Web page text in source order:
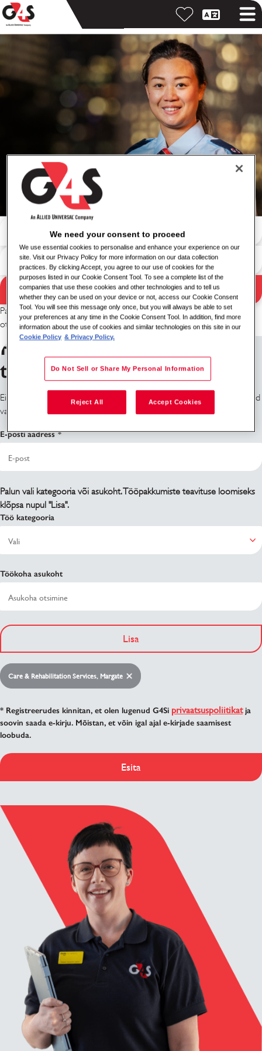
Otsingutulemused
Otsi asukoha järgi
Otsi
Palun proovi muud märksõna / asukoha kombinatsiooni või laienda
otsingukriteeriume.
Registreeru tööpakkumiste
teavituste saamiseks
Ei leia seda, mida otsid? Registreeru ja me teavitame sind, kui töökohad
vabanevad.
E-posti aadress
Palun vali kategooria või asukoht. Tööpakkumiste teavituse loomiseks
klõpsa nupul "Lisa".
Töö kategooria
Töökoha asukoht
Lisa
Care & Rehabilitation Services, Margate
* Registreerudes kinnitan, et olen lugenud G4Si privaatsuspoliitikatja
soovin saada e-kirju. Mõistan, et võin igal ajal e-kirjade saamisest
loobuda.
Esita
We need your consent to proceed
We use essential cookies to personalise and enhance your experience on our
site. Visit our Privacy Policy for more information on our data collection
practices. By clicking Accept, you agree to our use of cookies for the
purposes listed in our Cookie Consent Tool. To see a complete list of the
companies that use these cookies and other technologies and to tell us
whether they can be used on your device or not, access our Cookie Consent
Tool. You will see this message only once, but you will always be able to set
your preferences at any time in the Cookie Consent Tool. In addition, find more
information about the use of cookies and similar technologies on this site in our
Cookie Policy & Privacy Policy.
Do Not Sell or Share My Personal Information
Reject All Accept Cookies